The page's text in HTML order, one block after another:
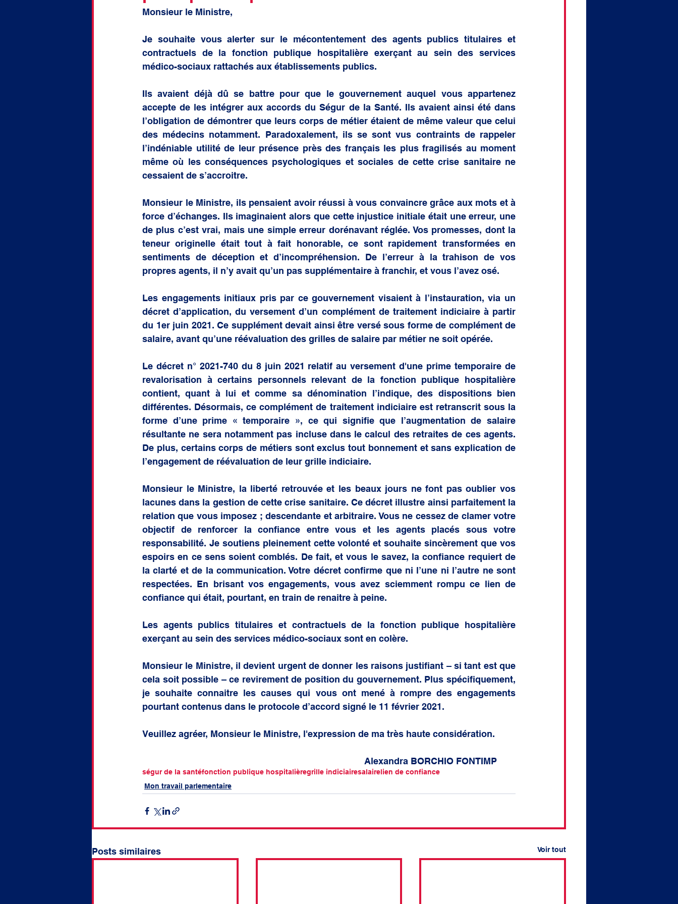
doctorat Discussion générale
Monsieur le Ministre,
Je souhaite vous alerter sur le mécontentement des agents publics titulaires et
contractuels de la fonction publique hospitalière exerçant au sein des services
médico-sociaux rattachés aux établissements publics.
Ils avaient déjà dû se battre pour que le gouvernement auquel vous appartenez
accepte de les intégrer aux accords du Ségur de la Santé. Ils avaient ainsi été dans
l’obligation de démontrer que leurs corps de métier étaient de même valeur que celui
des médecins notamment. Paradoxalement, ils se sont vus contraints de rappeler
l’indéniable utilité de leur présence près des français les plus fragilisés au moment
même où les conséquences psychologiques et sociales de cette crise sanitaire ne
cessaient de s’accroitre.
Monsieur le Ministre, ils pensaient avoir réussi à vous convaincre grâce aux mots et à
force d’échanges. Ils imaginaient alors que cette injustice initiale était une erreur, une
de plus c’est vrai, mais une simple erreur dorénavant réglée. Vos promesses, dont la
teneur originelle était tout à fait honorable, ce sont rapidement transformées en
sentiments de déception et d’incompréhension. De l’erreur à la trahison de vos
propres agents, il n’y avait qu’un pas supplémentaire à franchir, et vous l’avez osé.
Les engagements initiaux pris par ce gouvernement visaient à l’instauration, via un
décret d’application, du versement d’un complément de traitement indiciaire à partir
du 1er juin 2021. Ce supplément devait ainsi être versé sous forme de complément de
salaire, avant qu’une réévaluation des grilles de salaire par métier ne soit opérée.
Le décret n° 2021-740 du 8 juin 2021 relatif au versement d'une prime temporaire de
revalorisation à certains personnels relevant de la fonction publique hospitalière
contient, quant à lui et comme sa dénomination l’indique, des dispositions bien
différentes. Désormais, ce complément de traitement indiciaire est retranscrit sous la
forme d’une prime « temporaire », ce qui signifie que l’augmentation de salaire
résultante ne sera notamment pas incluse dans le calcul des retraites de ces agents.
De plus, certains corps de métiers sont exclus tout bonnement et sans explication de
l’engagement de réévaluation de leur grille indiciaire.
Monsieur le Ministre, la liberté retrouvée et les beaux jours ne font pas oublier vos
lacunes dans la gestion de cette crise sanitaire. Ce décret illustre ainsi parfaitement la
relation que vous imposez ; descendante et arbitraire. Vous ne cessez de clamer votre
objectif de renforcer la confiance entre vous et les agents placés sous votre
responsabilité. Je soutiens pleinement cette volonté et souhaite sincèrement que vos
espoirs en ce sens soient comblés. De fait, et vous le savez, la confiance requiert de
la clarté et de la communication. Votre décret confirme que ni l’une ni l’autre ne sont
respectées. En brisant vos engagements, vous avez sciemment rompu ce lien de
confiance qui était, pourtant, en train de renaitre à peine.
Les agents publics titulaires et contractuels de la fonction publique hospitalière
exerçant au sein des services médico-sociaux sont en colère.
Monsieur le Ministre, il devient urgent de donner les raisons justifiant – si tant est que
cela soit possible – ce revirement de position du gouvernement. Plus spécifiquement,
je souhaite connaitre les causes qui vous ont mené à rompre des engagements
pourtant contenus dans le protocole d’accord signé le 11 février 2021.
Veuillez agréer, Monsieur le Ministre, l'expression de ma très haute considération.
											Alexandra BORCHIO FONTIMP
ségur de la santéfonction publique hospitalièregrille indiciairesalairelien de confiance
Mon travail parlementaire
Posts similaires Voir tout